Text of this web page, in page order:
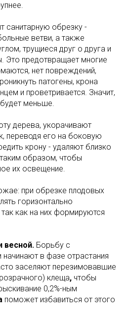
санитарную обрезку -
ветви, а также
трущиеся друг о друга и
Это предотвращает многие
нет повреждений,
патогены, крона
и проветривается. Значит,
будет меньше.
дерева, укорачивают
переводя его на боковую
крону - удаляют близко
образом, чтобы
их освещение.
при обрезке плодовых
горизонтально
как на них формируются
весной. Борьбу с
начинают в фазе отрастания
заселяют перезимовавшие
клеща, чтобы
0,2%-ным
поможет избавиться от этого